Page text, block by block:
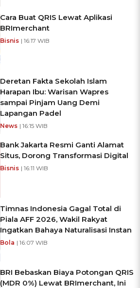
Cara Buat QRIS Lewat Aplikasi
BRImerchant
Bisnis | 16:17 WIB
Deretan Fakta Sekolah Islam
Harapan Ibu: Warisan Wapres
sampai Pinjam Uang Demi
Lapangan Padel
News | 16:15 WIB
Bank Jakarta Resmi Ganti Alamat
Situs, Dorong Transformasi Digital
Bisnis | 16:11 WIB
Timnas Indonesia Gagal Total di
Piala AFF 2026, Wakil Rakyat
Ingatkan Bahaya Naturalisasi Instan
Bola | 16:07 WIB
BRI Bebaskan Biaya Potongan QRIS
(MDR 0%) Lewat BRImerchant, Ini